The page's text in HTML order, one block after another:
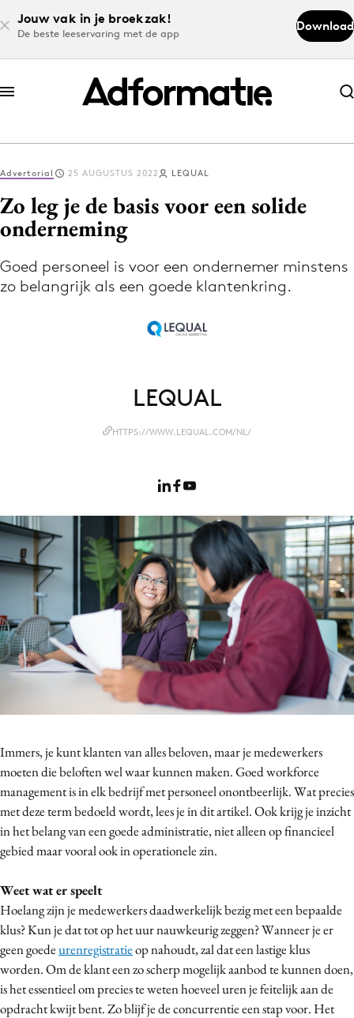
Jouw vak in je broekzak!
De beste leeservaring met de app
Download
Abonneer nu
Abonneer nu
Log in
Volg het laatste nieuws via de Adformatie
Nieuws app
Adverteren
Events
Opleidingen
Vacatures
Academy
Partners
Topics
Artificial Intelligence
Campagnes
Carriere
Contentmarketing
Craft
Customer Experience
Design
Digital transformation
Diversiteit
Effectiviteit
Gedragsverandering
Influencer marketing
Advertorial 25 AUGUSTUS 2022 LEQUAL
Zo leg je de basis voor een solide
onderneming
Goed personeel is voor een ondernemer minstens
zo belangrijk als een goede klantenkring.
LEQUAL
HTTPS://WWW.LEQUAL.COM/NL/
Immers, je kunt klanten van alles beloven, maar je medewerkers
moeten die beloften wel waar kunnen maken. Goed workforce
management is in elk bedrijf met personeel onontbeerlijk. Wat precies
met deze term bedoeld wordt, lees je in dit artikel. Ook krijg je inzicht
in het belang van een goede administratie, niet alleen op financieel
gebied maar vooral ook in operationele zin.
Weet wat er speelt
Hoelang zijn je medewerkers daadwerkelijk bezig met een bepaalde
klus? Kun je dat tot op het uur nauwkeurig zeggen? Wanneer je er
geen goedeurenregistratieop nahoudt, zal dat een lastige klus
worden. Om de klant een zo scherp mogelijk aanbod te kunnen doen,
is het essentieel om precies te weten hoeveel uren je feitelijk aan de
opdracht kwijt bent. Zo blijf je de concurrentie een stap voor. Het